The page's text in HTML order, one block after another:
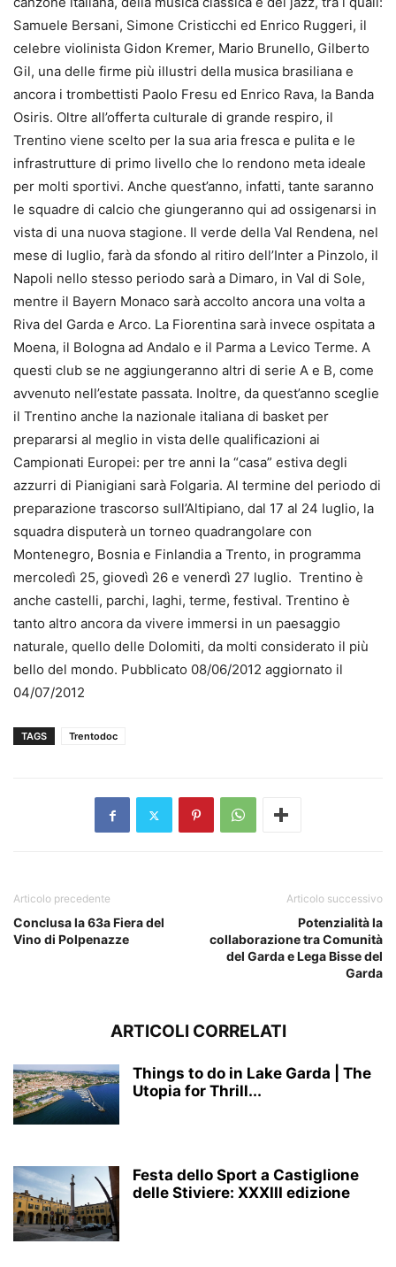
Samuele Bersani, Simone Cristicchi ed Enrico Ruggeri, il
celebre violinista Gidon Kremer, Mario Brunello, Gilberto
Gil, una delle firme più illustri della musica brasiliana e
ancora i trombettisti Paolo Fresu ed Enrico Rava, la Banda
Osiris. Oltre all’offerta culturale di grande respiro, il
Trentino viene scelto per la sua aria fresca e pulita e le
infrastrutture di primo livello che lo rendono meta ideale
per molti sportivi. Anche quest’anno, infatti, tante saranno
le squadre di calcio che giungeranno qui ad ossigenarsi in
vista di una nuova stagione. Il verde della Val Rendena, nel
mese di luglio, farà da sfondo al ritiro dell’Inter a Pinzolo, il
Napoli nello stesso periodo sarà a Dimaro, in Val di Sole,
mentre il Bayern Monaco sarà accolto ancora una volta a
Riva del Garda e Arco. La Fiorentina sarà invece ospitata a
Moena, il Bologna ad Andalo e il Parma a Levico Terme. A
questi club se ne aggiungeranno altri di serie A e B, come
avvenuto nell’estate passata. Inoltre, da quest’anno sceglie
il Trentino anche la nazionale italiana di basket per
prepararsi al meglio in vista delle qualificazioni ai
Campionati Europei: per tre anni la “casa” estiva degli
azzurri di Pianigiani sarà Folgaria. Al termine del periodo di
preparazione trascorso sull’Altipiano, dal 17 al 24 luglio, la
squadra disputerà un torneo quadrangolare con
Montenegro, Bosnia e Finlandia a Trento, in programma
mercoledì 25, giovedì 26 e venerdì 27 luglio. Trentino è
anche castelli, parchi, laghi, terme, festival. Trentino è
tanto altro ancora da vivere immersi in un paesaggio
naturale, quello delle Dolomiti, da molti considerato il più
bello del mondo. Pubblicato 08/06/2012 aggiornato il
04/07/2012
TAGS Trentodoc
Articolo precedente
Conclusa la 63a Fiera del
Vino di Polpenazze
Articolo successivo
Potenzialità la
collaborazione tra Comunità
del Garda e Lega Bisse del
Garda
ARTICOLI CORRELATI
Things to do in Lake Garda | The
Utopia for Thrill...
Festa dello Sport a Castiglione
delle Stiviere: XXXIII edizione